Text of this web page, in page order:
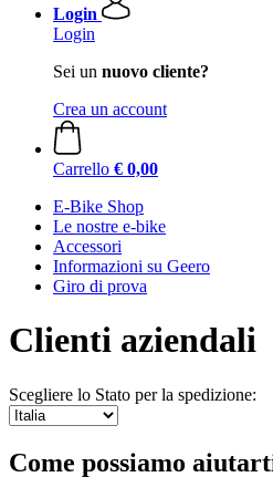
Login
Login
Sei un nuovo cliente?
Crea un account
Carrello € 0,00
E-Bike Shop
Le nostre e-bike
Accessori
Informazioni su Geero
Giro di prova
Clienti aziendali
Scegliere lo Stato per la spedizione:
Come possiamo